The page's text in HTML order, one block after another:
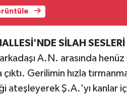
SİLAH SESLERİ
A.N. arasında
Gerilimin hızla
ateşleyerek Ş.A.'yı kanlar